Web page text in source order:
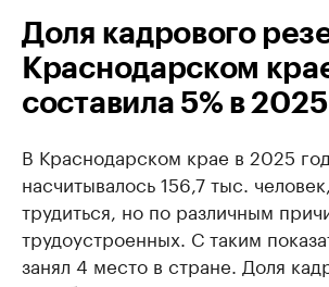
Доля кадрового
Краснодарском
составила 5% в 2025
В Краснодарском крае в 2025
насчитывалось 156,7 тыс.
трудиться, но по различным
трудоустроенных. С таким
занял 4 место в стране. Доля